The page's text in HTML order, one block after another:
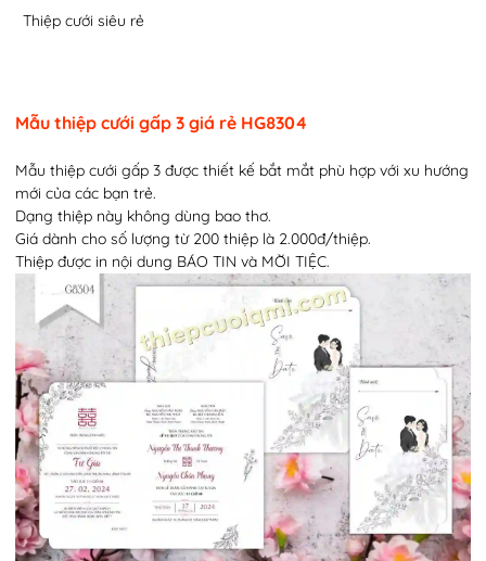
Thiệp cưới siêu rẻ
Mẫu thiệp cưới gấp 3 giá rẻ HG8304
Mẫu thiệp cưới gấp 3 được thiết kế bắt mắt phù hợp với xu hướng
mới của các bạn trẻ.
Dạng thiệp này không dùng bao thơ.
Giá dành cho số lượng từ 200 thiệp là 2.000đ/thiệp.
Thiệp được in nội dung BÁO TIN và MỜI TIỆC.